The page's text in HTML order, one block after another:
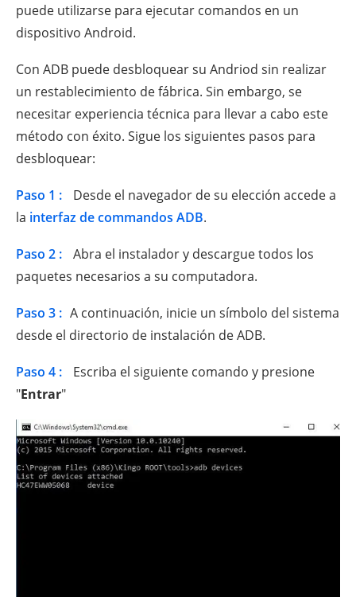
puede utilizarse para ejecutar comandos en un
dispositivo Android.
Con ADB puede desbloquear su Andriod sin realizar
un restablecimiento de fábrica. Sin embargo, se
necesitar experiencia técnica para llevar a cabo este
método con éxito. Sigue los siguientes pasos para
desbloquear:
Paso 1 :
Desde el navegador de su elección accede a
la interfaz de commandos ADB.
Paso 2 :
Abra el instalador y descargue todos los
paquetes necesarios a su computadora.
Paso 3 : A continuación, inicie un símbolo del sistema
desde el directorio de instalación de ADB.
Paso 4 :
Escriba el siguiente comando y presione
"Entrar"